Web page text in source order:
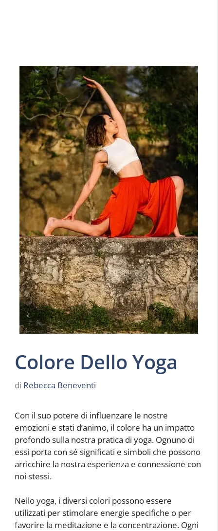
Colore Dello Yoga
di Rebecca Beneventi
Con il suo potere di influenzare le nostre
emozioni e stati d’animo, il colore ha un impatto
profondo sulla nostra pratica di yoga. Ognuno di
essi porta con sé significati e simboli che possono
arricchire la nostra esperienza e connessione con
noi stessi.
Nello yoga, i diversi colori possono essere
utilizzati per stimolare energie specifiche o per
favorire la meditazione e la concentrazione. Ogni